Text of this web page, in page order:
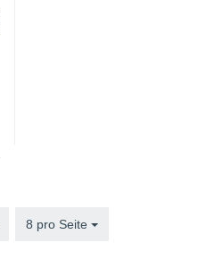
8 pro Seite
pro Seite